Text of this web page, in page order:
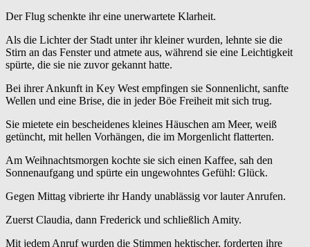
Der Flug schenkte ihr eine unerwartete Klarheit.
Als die Lichter der Stadt unter ihr kleiner wurden, lehnte sie die
Stirn an das Fenster und atmete aus, während sie eine Leichtigkeit
spürte, die sie nie zuvor gekannt hatte.
Bei ihrer Ankunft in Key West empfingen sie Sonnenlicht, sanfte
Wellen und eine Brise, die in jeder Böe Freiheit mit sich trug.
Sie mietete ein bescheidenes kleines Häuschen am Meer, weiß
getüncht, mit hellen Vorhängen, die im Morgenlicht flatterten.
Am Weihnachtsmorgen kochte sie sich einen Kaffee, sah den
Sonnenaufgang und spürte ein ungewohntes Gefühl: Glück.
Gegen Mittag vibrierte ihr Handy unablässig vor lauter Anrufen.
Zuerst Claudia, dann Frederick und schließlich Amity.
Mit jedem Anruf wurden die Stimmen hektischer, forderten ihre